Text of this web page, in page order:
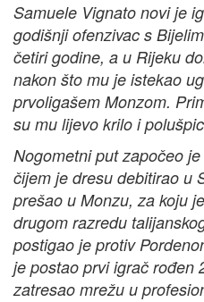
Samuele Vignato novi je
godišnji ofenzivac s
četiri godine, a u Rijeku
nakon što mu je istekao
prvoligašem Monzom.
su mu lijevo krilo i
Nogometni put započeo
čijem je dresu debitirao u
prešao u Monzu, za koju
drugom razredu
postigao je protiv
je postao prvi igrač rođen
zatresao mrežu u